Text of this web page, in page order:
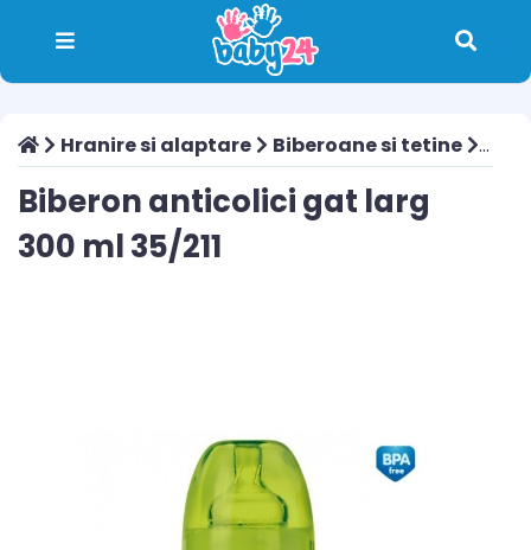
Hranire si alaptare Biberoane si tetine
Biberon anticolici gat larg
300 ml 35/211